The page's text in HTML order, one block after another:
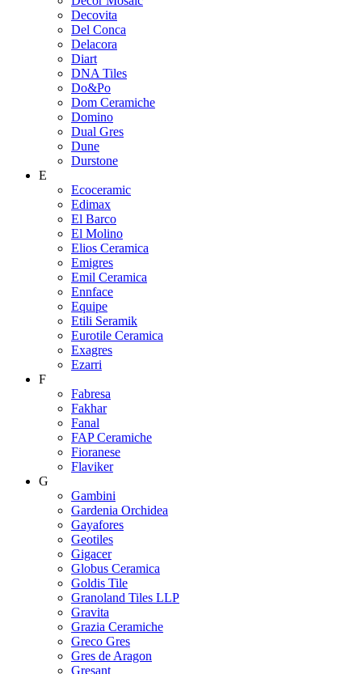
Decovita
Del Conca
Delacora
Diart
DNA Tiles
Do&Po
Dom Ceramiche
Domino
Dual Gres
Dune
Durstone
E
Ecoceramic
Edimax
El Barco
El Molino
Elios Ceramica
Emigres
Emil Ceramica
Ennface
Equipe
Etili Seramik
Eurotile Ceramica
Exagres
Ezarri
F
Fabresa
Fakhar
Fanal
FAP Ceramiche
Fioranese
Flaviker
G
Gambini
Gardenia Orchidea
Gayafores
Geotiles
Gigacer
Globus Ceramica
Goldis Tile
Granoland Tiles LLP
Gravita
Grazia Ceramiche
Greco Gres
Gres de Aragon
Gresant